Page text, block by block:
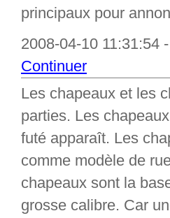
principaux pour
2008-04-10 11:31:54 -
Continuer
Les chapeaux et les
parties. Les
futé apparaît. Les
comme modèle de
chapeaux sont la
grosse calibre. Car